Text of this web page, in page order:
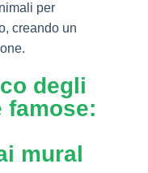
per
creando un
degli
famose:
mural